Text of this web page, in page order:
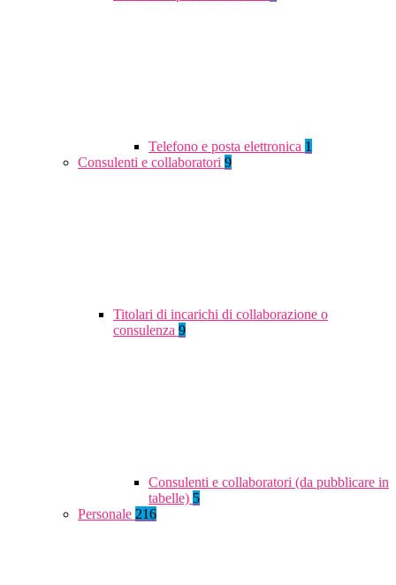
Telefono e posta elettronica 1
Consulenti e collaboratori 9
Titolari di incarichi di collaborazione o
consulenza 9
Consulenti e collaboratori (da pubblicare in
tabelle) 5
Personale 216